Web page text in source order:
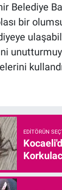
Belediye
bir
EDITÖRÜN